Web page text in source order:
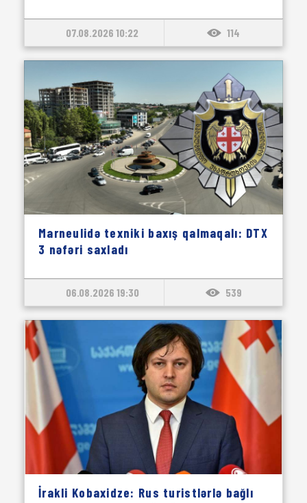
07.08.2026 10:22 114
Marneulidə texniki baxış qalmaqalı: DTX
3 nəfəri saxladı
06.08.2026 19:30 539
İrakli Kobaxidze: Rus turistlərlə bağlı